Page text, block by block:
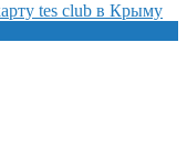
tes club в Крыму